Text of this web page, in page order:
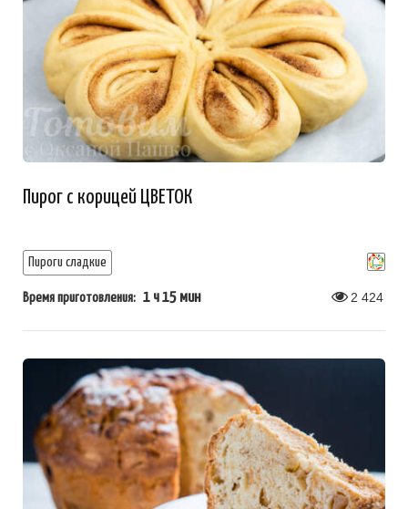
Пирог с корицей ЦВЕТОК
Пироги сладкие
Время приготовления: 1 ч 15 мин 2 424